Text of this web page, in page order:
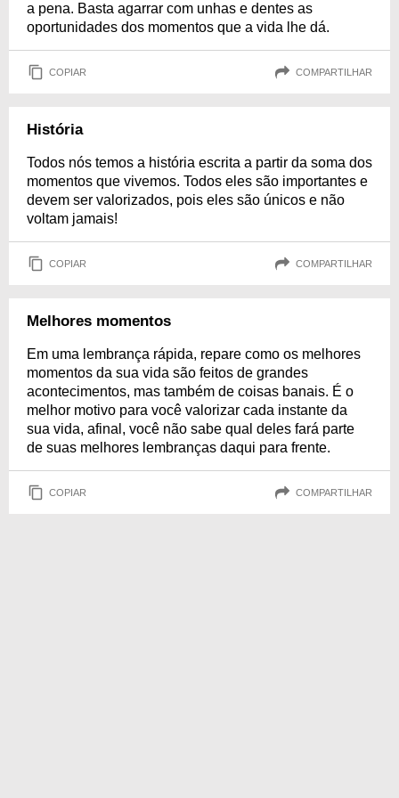
a pena. Basta agarrar com unhas e dentes as
oportunidades dos momentos que a vida lhe dá.
COPIAR COMPARTILHAR
História
Todos nós temos a história escrita a partir da soma dos
momentos que vivemos. Todos eles são importantes e
devem ser valorizados, pois eles são únicos e não
voltam jamais!
COPIAR COMPARTILHAR
Melhores momentos
Em uma lembrança rápida, repare como os melhores
momentos da sua vida são feitos de grandes
acontecimentos, mas também de coisas banais. É o
melhor motivo para você valorizar cada instante da
sua vida, afinal, você não sabe qual deles fará parte
de suas melhores lembranças daqui para frente.
COPIAR COMPARTILHAR